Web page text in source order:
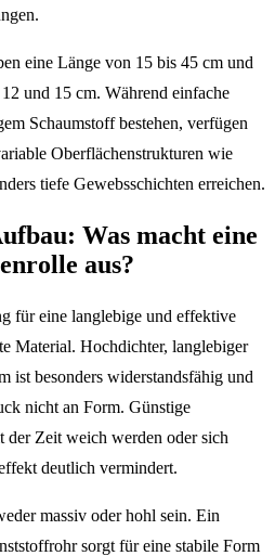
eine Länge von 15 bis 45 cm und
und 15 cm. Während einfache
Schaumstoff bestehen, verfügen
Oberflächenstrukturen wie
tiefe Gewebsschichten erreichen.
Was macht eine
aus?
für eine langlebige und effektive
Material. Hochdichter, langlebiger
ist besonders widerstandsfähig und
nicht an Form. Günstige
der Zeit weich werden oder sich
deutlich vermindert.
massiv oder hohl sein. Ein
sorgt für eine stabile Form